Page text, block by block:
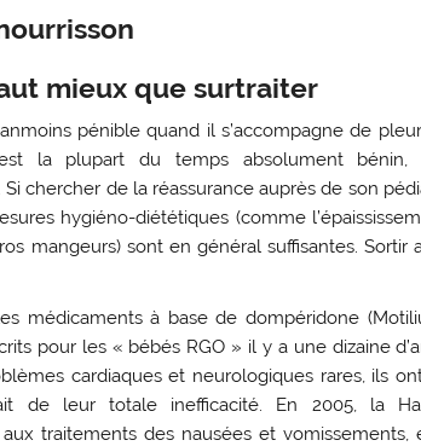
mieux que surtraiter
pénible quand il s’accompagne de
la plupart du temps absolument
chercher de la réassurance auprès de son
hygiéno-diététiques (comme
mangeurs) sont en général suffisantes.
médicaments à base de dompéridone
pour les « bébés RGO » il y a une dizaine
cardiaques et neurologiques rares, ils
de leur totale inefficacité. En 2005, la
traitements des nausées et